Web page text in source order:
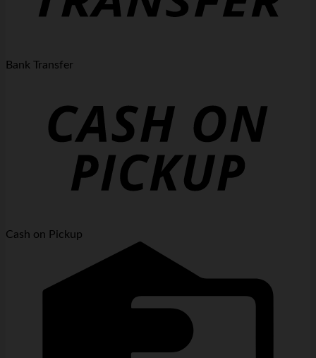
Bank Transfer
Cash on Pickup